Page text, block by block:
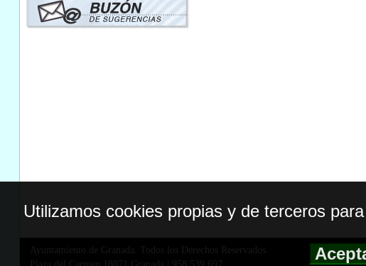
Ayuntamiento de Granada. Todos los Derechos Reservados.
Utilizamos cookies propias y de terceros